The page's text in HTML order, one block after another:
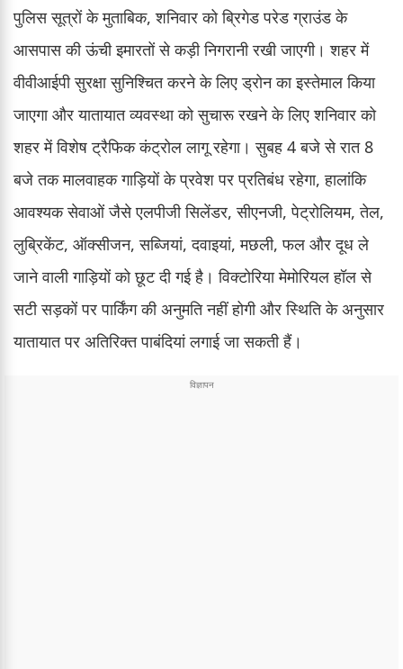
पुलिस सूत्रों के मुताबिक, शनिवार को ब्रिगेड परेड ग्राउंड के
आसपास की ऊंची इमारतों से कड़ी निगरानी रखी जाएगी। शहर में
वीवीआईपी सुरक्षा सुनिश्चित करने के लिए ड्रोन का इस्तेमाल किया
जाएगा और यातायात व्यवस्था को सुचारू रखने के लिए शनिवार को
शहर में विशेष ट्रैफिक कंट्रोल लागू रहेगा। सुबह 4 बजे से रात 8
बजे तक मालवाहक गाड़ियों के प्रवेश पर प्रतिबंध रहेगा, हालांकि
आवश्यक सेवाओं जैसे एलपीजी सिलेंडर, सीएनजी, पेट्रोलियम, तेल,
लुब्रिकेंट, ऑक्सीजन, सब्जियां, दवाइयां, मछली, फल और दूध ले
जाने वाली गाड़ियों को छूट दी गई है। विक्टोरिया मेमोरियल हॉल से
सटी सड़कों पर पार्किंग की अनुमति नहीं होगी और स्थिति के अनुसार
यातायात पर अतिरिक्त पाबंदियां लगाई जा सकती हैं।